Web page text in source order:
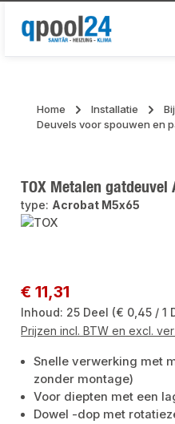
Ga naar de hoofdinhoud
Home Installatie
Deuvels voor spouwen en
TOX Metalen
type: Acrobat M5x65
Normale prijs:
€ 11,31
Inhoud: 25 Deel (€ 0,45 / 1
Prijzen incl. BTW en excl.
Snelle verwerking met
zonder montage)
Voor diepten met een
Dowel -dop met